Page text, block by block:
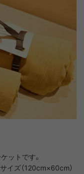
ットです。
イズ（120cm×60cm）